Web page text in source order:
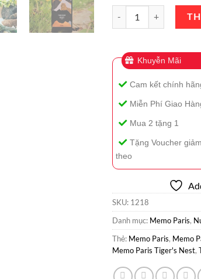
Nước Hoa Memo Paris
Khuyễn Mãi
Cam kết chính
Miễn Phí Giao
Mua 2 tặng 1
Tặng Voucher
theo
SKU: 1218
Danh mục: Memo Paris,
Thẻ: Memo Paris, Memo
Memo Paris Tiger's Nest,